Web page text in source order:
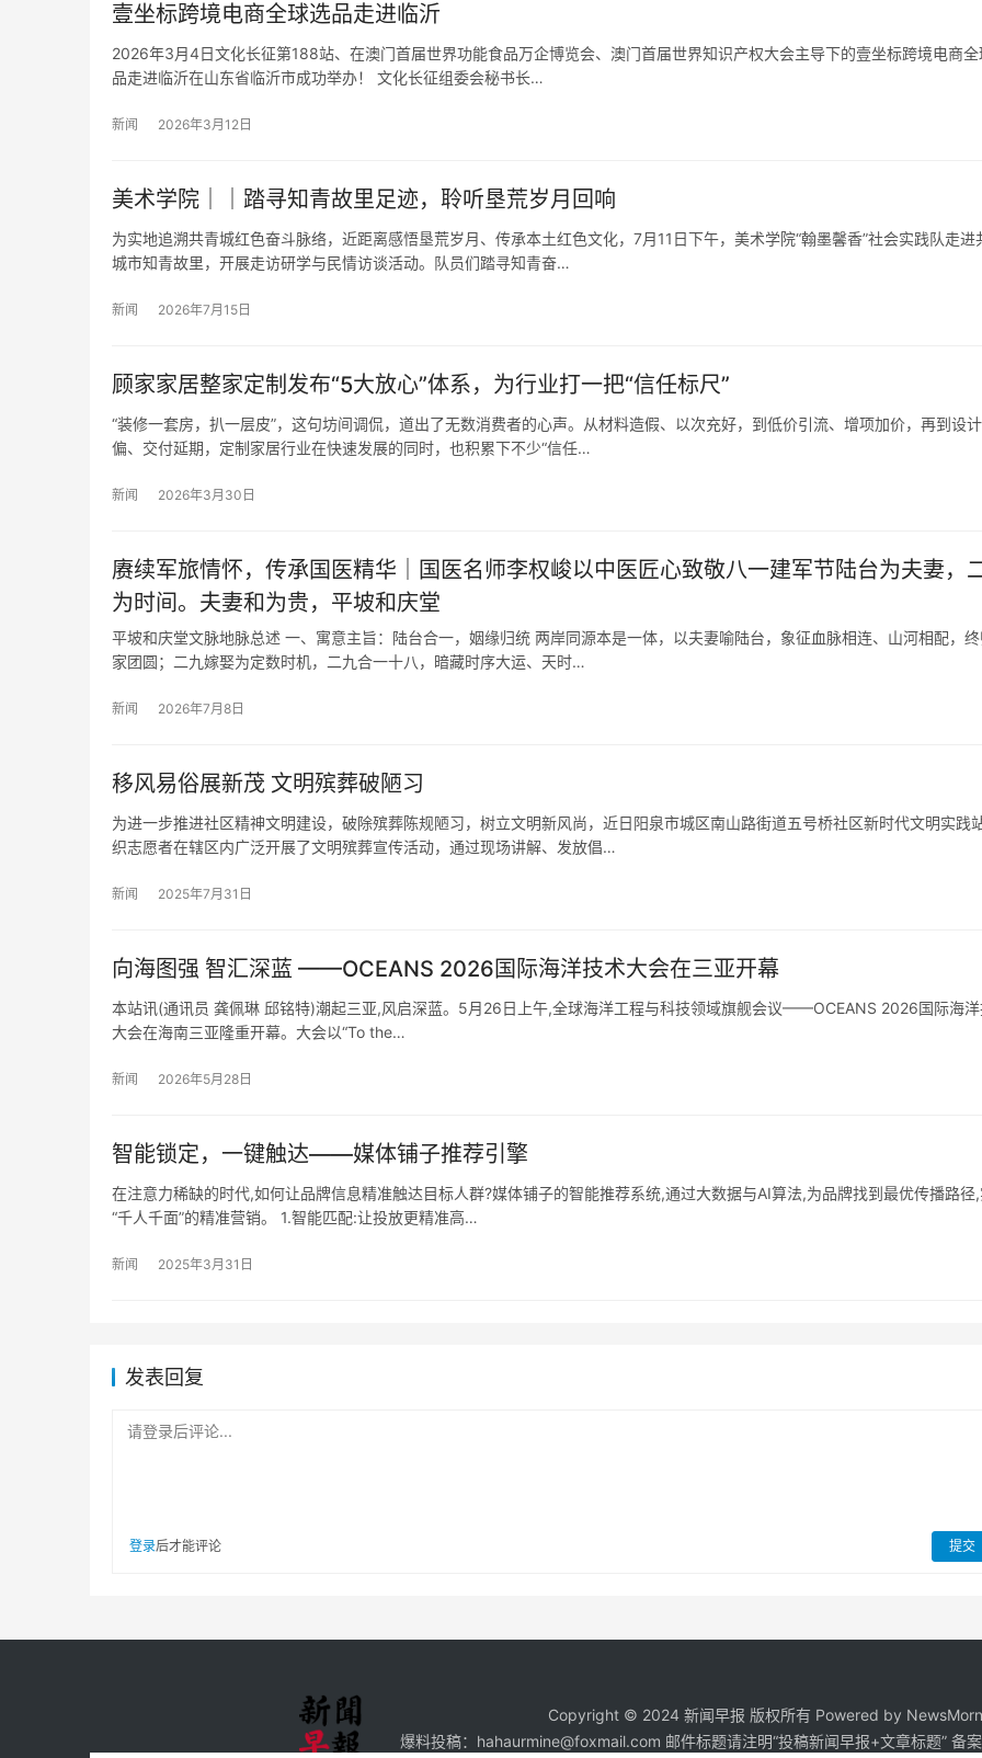
壹坐标跨境电商全球选品走进临沂
2026年3月4日文化长征第188站、在澳门首届世界功能食品万企博览会、澳门首届世界知识产权大会主导下的壹坐标跨境电商全
品走进临沂在山东省临沂市成功举办！ 文化长征组委会秘书长…
新闻 2026年3月12日
美术学院｜｜踏寻知青故里足迹，聆听垦荒岁月回响
为实地追溯共青城红色奋斗脉络，近距离感悟垦荒岁月、传承本土红色文化，7月11日下午，美术学院“翰墨馨香”社会实践队走进
城市知青故里，开展走访研学与民情访谈活动。队员们踏寻知青奋…
新闻 2026年7月15日
顾家家居整家定制发布“5大放心”体系，为行业打一把“信任标尺”
“装修一套房，扒一层皮”，这句坊间调侃，道出了无数消费者的心声。从材料造假、以次充好，到低价引流、增项加价，再到设
偏、交付延期，定制家居行业在快速发展的同时，也积累下不少“信任…
新闻 2026年3月30日
赓续军旅情怀，传承国医精华｜国医名师李权峻以中医匠心致敬八一建军节陆台为夫妻，
为时间。夫妻和为贵，平坡和庆堂
平坡和庆堂文脉地脉总述 一、寓意主旨：陆台合一，姻缘归统 两岸同源本是一体，以夫妻喻陆台，象征血脉相连、山河相配，
家团圆；二九嫁娶为定数时机，二九合一十八，暗藏时序大运、天时…
新闻 2026年7月8日
移风易俗展新茂 文明殡葬破陋习
为进一步推进社区精神文明建设，破除殡葬陈规陋习，树立文明新风尚，近日阳泉市城区南山路街道五号桥社区新时代文明实践
织志愿者在辖区内广泛开展了文明殡葬宣传活动，通过现场讲解、发放倡…
新闻 2025年7月31日
向海图强 智汇深蓝 ——OCEANS 2026国际海洋技术大会在三亚开幕
本站讯(通讯员 龚佩琳 邱铭特)潮起三亚,风启深蓝。5月26日上午,全球海洋工程与科技领域旗舰会议——OCEANS 2026国际海
大会在海南三亚隆重开幕。大会以“To the…
新闻 2026年5月28日
智能锁定，一键触达——媒体铺子推荐引擎
在注意力稀缺的时代,如何让品牌信息精准触达目标人群?媒体铺子的智能推荐系统,通过大数据与AI算法,为品牌找到最优传播路径
“千人千面”的精准营销。 1.智能匹配:让投放更精准高…
新闻 2025年3月31日
发表回复
请登录后评论...
登录后才能评论 提交
Copyright © 2024 新闻早报 版权所有 Powered by
爆料投稿：hahaurmine@foxmail.com 邮件标题请注明“投稿新闻早报+文章标题” 备